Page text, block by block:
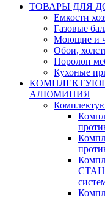
ТОВАРЫ ДЛЯ
Емкости
Газовые
Моющие и
Обои,
Поролон
Кухоные
АЛЮМИНИЯ